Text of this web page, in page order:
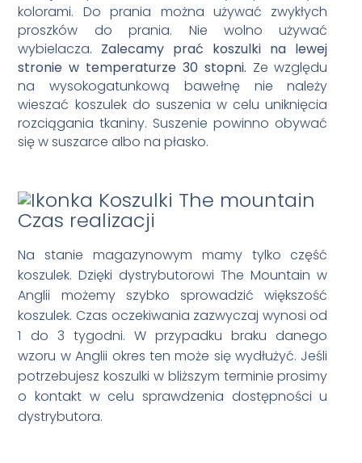
kolorami. Do prania można używać zwykłych
proszków do prania. Nie wolno używać
wybielacza. Zalecamy prać koszulki na lewej
stronie w temperaturze 30 stopni. Ze względu
na wysokogatunkową bawełnę nie należy
wieszać koszulek do suszenia w celu uniknięcia
rozciągania tkaniny. Suszenie powinno obywać
się w suszarce albo na płasko.
Czas realizacji
Na stanie magazynowym mamy tylko część
koszulek. Dzięki dystrybutorowi The Mountain w
Anglii możemy szybko sprowadzić większość
koszulek. Czas oczekiwania zazwyczaj wynosi od
1 do 3 tygodni. W przypadku braku danego
wzoru w Anglii okres ten może się wydłużyć. Jeśli
potrzebujesz koszulki w bliższym terminie prosimy
o kontakt w celu sprawdzenia dostępności u
dystrybutora.